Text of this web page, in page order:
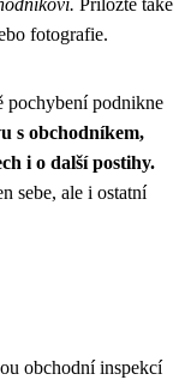
Přiložte také
fotografie.
pochybení podnikne
s obchodníkem,
i o další postihy.
sebe, ale i ostatní
obchodní inspekcí